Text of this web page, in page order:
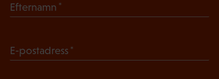
a
Efternamn
l
E-postadress